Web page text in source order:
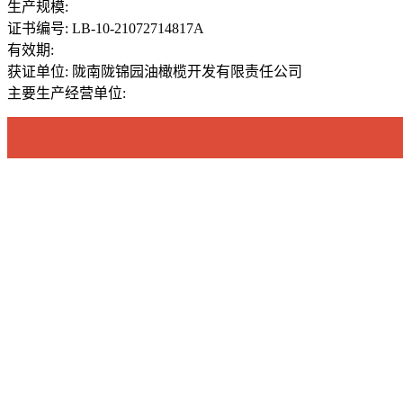
生产规模:
证书编号: LB-10-21072714817A
有效期:
获证单位: 陇南陇锦园油橄榄开发有限责任公司
主要生产经营单位: